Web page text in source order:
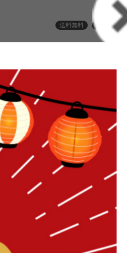
送料無料 ３ヶ月保証
れる
単品 単体 デスク 学習机 作業机 おしゃ
角型 アジャスター付 省スペース 木目 ブ
ニング 一人暮らし ワンルーム 食卓 食事 4
ク リモート 在宅 おしゃれ おすすめ 安い
ラース)』ダイニングテーブル。温もりを
アン脚が、まるでカフェのような落ち着
で省スペースに設置でき、ワンルームな
ル下の収納棚が、散らかりがちな小物を